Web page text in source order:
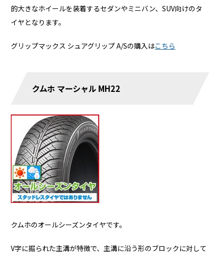
的大きなホイールを装着するセダンやミニバン、SUV向けのタ
イヤとなります。
グリップマックス シュアグリップ A/Sの購入はこちら
クムホ マーシャル MH22
クムホのオールシーズンタイヤです。
V字に掘られた主溝が特徴で、主溝に沿う形のブロックに対して